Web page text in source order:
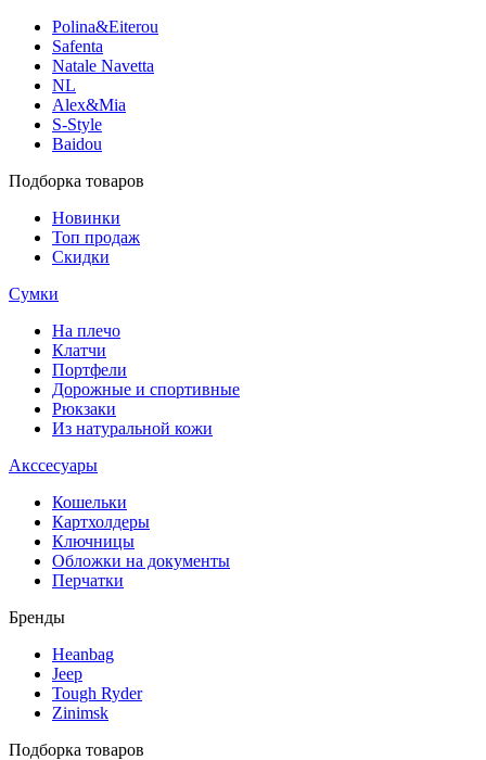
Polina&Eiterou
Safenta
Natale Navetta
NL
Alex&Mia
S-Style
Baidou
Подборка товаров
Новинки
Топ продаж
Скидки
Сумки
На плечо
Клатчи
Портфели
Дорожные и спортивные
Рюкзаки
Из натуральной кожи
Акссесуары
Кошельки
Картхолдеры
Ключницы
Обложки на документы
Перчатки
Бренды
Heanbag
Jeep
Tough Ryder
Zinimsk
Подборка товаров